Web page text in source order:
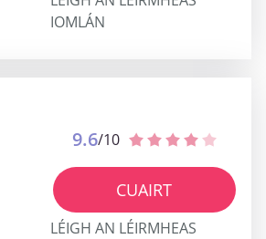
IOMLÁN
9.6/10
CUAIRT
LÉIGH AN LÉIRMHEAS